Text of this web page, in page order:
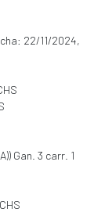
22/11/2024,
Gan. 3 carr. 1